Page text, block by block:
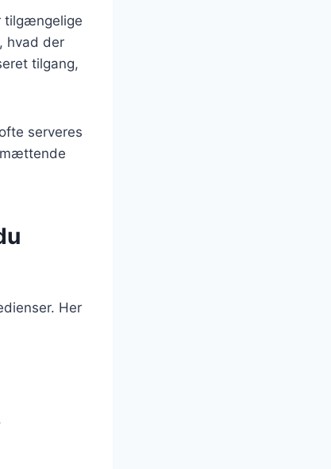
tilgængelige
hvad der
tilgang,
serveres
Her